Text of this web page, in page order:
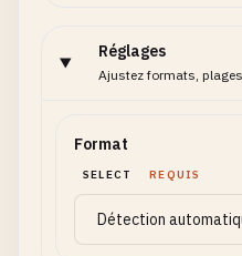
Réglages
Ajustez formats,
Format
SELECT REQUIS